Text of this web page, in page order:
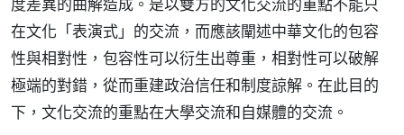
在文化「表演式」的交流，而應該闡述中華文化的包容
性與相對性，包容性可以衍生出尊重，相對性可以破解
極端的對錯，從而重建政治信任和制度諒解。在此目的
下，文化交流的重點在大學交流和自媒體的交流。